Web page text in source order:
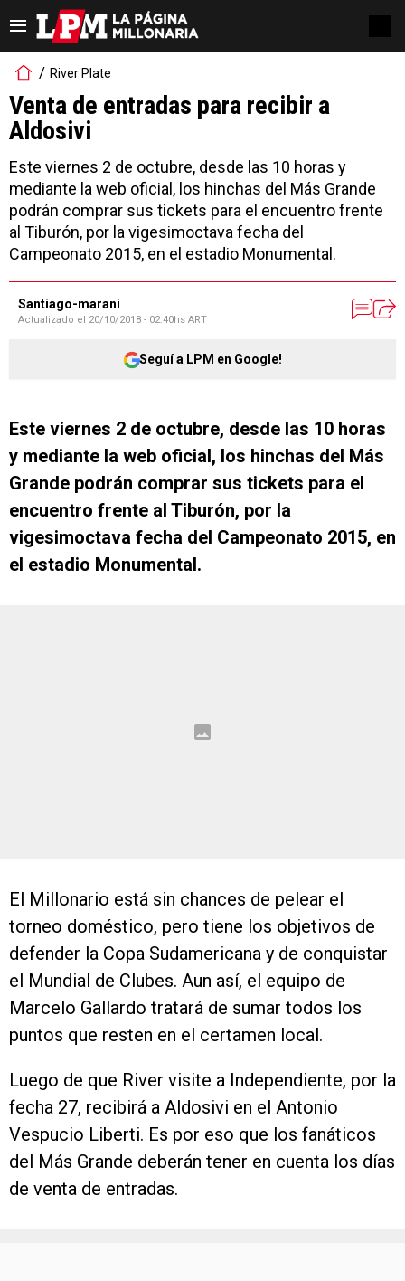
River Plate
Venta de entradas para recibir a
Aldosivi
Este viernes 2 de octubre, desde las 10 horas y
mediante la web oficial, los hinchas del Más Grande
podrán comprar sus tickets para el encuentro frente
al Tiburón, por la vigesimoctava fecha del
Campeonato 2015, en el estadio Monumental.
Santiago-marani
Actualizado el 20/10/2018 - 02:40hs ART
Seguí a LPM en Google!
Este viernes 2 de octubre, desde las 10 horas
y mediante la web oficial, los hinchas del Más
Grande podrán comprar sus tickets para el
encuentro frente al Tiburón, por la
vigesimoctava fecha del Campeonato 2015, en
el estadio Monumental.
El Millonario está sin chances de pelear el
torneo doméstico, pero tiene los objetivos de
defender la Copa Sudamericana y de conquistar
el Mundial de Clubes. Aun así, el equipo de
Marcelo Gallardo tratará de sumar todos los
puntos que resten en el certamen local.
Luego de que River visite a Independiente, por la
fecha 27, recibirá a Aldosivi en el Antonio
Vespucio Liberti. Es por eso que los fanáticos
del Más Grande deberán tener en cuenta los días
de venta de entradas.